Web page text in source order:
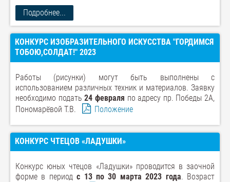
Подробнее...
КОНКУРС ИЗОБРАЗИТЕЛЬНОГО ИСКУССТВА "ГОРДИМСЯ
ТОБОЮ,СОЛДАТ!" 2023
Работы (рисунки) могут быть выполнены с
использованием различных техник и материалов. Заявку
необходимо подать24 февраля по адресу пр. Победы 2А,
Пономарёвой Т.В.
Положение
КОНКУРС ЧТЕЦОВ «ЛАДУШКИ»
Конкурс юных чтецов «Ладушки» проводится в заочной
форме в периодс 13 по 30 марта 2023 года. Возраст